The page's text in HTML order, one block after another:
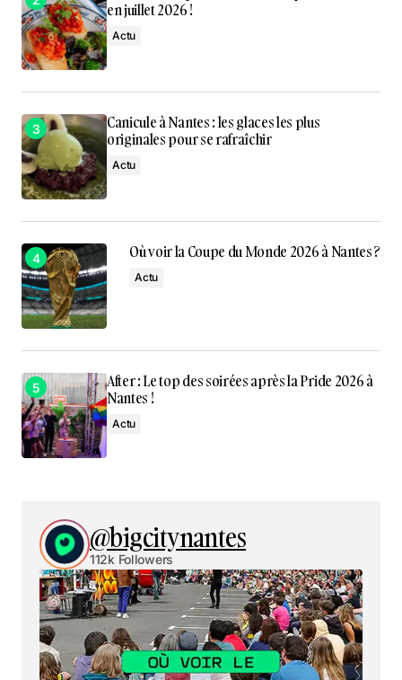
en juillet 2026 !
Actu
Canicule à Nantes : les glaces les plus
originales pour se rafraîchir
Actu
Où voir la Coupe du Monde 2026 à Nantes ?
Actu
After : Le top des soirées après la Pride 2026 à
Nantes !
Actu
@bigcitynantes
112k Followers